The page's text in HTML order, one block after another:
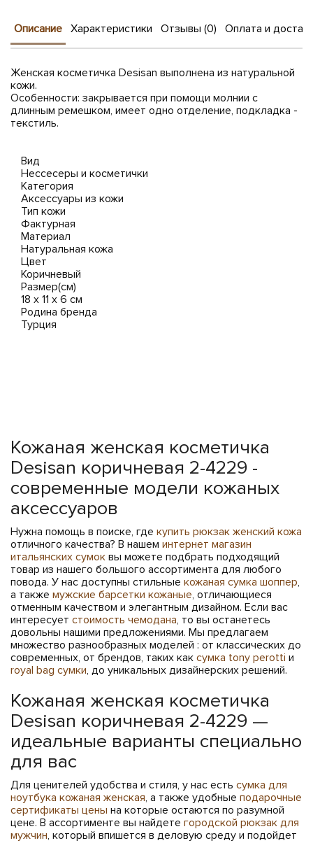
Описание Характеристики Отзывы (0) Оплата и
Женская косметичка Desisan выполнена из натуральной
кожи.
Особенности: закрывается при помощи молнии с
длинным ремешком, имеет одно отделение, подкладка -
текстиль.
Вид
Нессесеры и косметички
Категория
Аксессуары из кожи
Тип кожи
Фактурная
Материал
Натуральная кожа
Цвет
Коричневый
Размер(см)
18 x 11 x 6 см
Родина бренда
Турция
Кожаная женская косметичка
Desisan коричневая 2-4229 -
современные модели кожаных
аксессуаров
Нужна помощь в поиске, где купить рюкзак женский кожа
отличного качества? В нашем интернет магазин
итальянских сумок вы можете подбрать подходящий
товар из нашего большого ассортимента для любого
повода. У нас доступны стильные кожаная сумка шоппер,
а также мужские барсетки кожаные, отличающиеся
отменным качеством и элегантным дизайном. Если вас
интересует стоимость чемодана, то вы останетесь
довольны нашими предложениями. Мы предлагаем
множество разнообразных моделей : от классических до
современных, от брендов, таких как сумка tony perotti и
royal bag сумки, до уникальных дизайнерских решений.
Кожаная женская косметичка
Desisan коричневая 2-4229 —
идеальные варианты специально
для вас
Для ценителей удобства и стиля, у нас есть сумка для
ноутбука кожаная женская, а также удобные подарочные
сертификаты цены на которые остаются по разумной
цене. В ассортименте вы найдете городской рюкзак для
мужчин, который впишется в деловую среду и подойдет